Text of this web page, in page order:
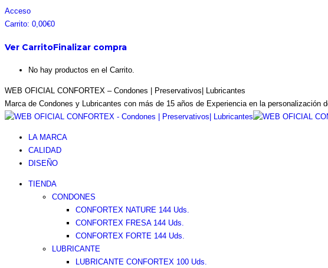
Saltar
al
Facebook
page
in
Instagram
page
in
Pinterest
page
in
Twitter
page
in
Acceso
Carrito: 0,00€0
Ver CarritoFinalizar compra
No hay productos en el Carrito.
WEB OFICIAL CONFORTEX – Condones | Preservativos| Lubricantes
Marca de Condones y Lubricantes con más de 15 años de Experiencia en la personalización
LA MARCA
CALIDAD
DISEÑO
TIENDA
CONDONES
CONFORTEX NATURE 144 Uds.
CONFORTEX FRESA 144 Uds.
CONFORTEX FORTE 144 Uds.
LUBRICANTE
LUBRICANTE CONFORTEX 100 Uds.